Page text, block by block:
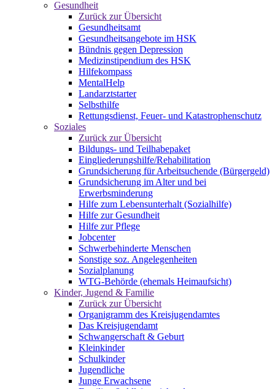
Gesundheit
Zurück zur Übersicht
Gesundheitsamt
Gesundheitsangebote im HSK
Bündnis gegen Depression
Medizinstipendium des HSK
Hilfekompass
MentalHelp
Landarztstarter
Selbsthilfe
Rettungsdienst, Feuer- und Katastrophenschutz
Soziales
Zurück zur Übersicht
Bildungs- und Teilhabepaket
Eingliederungshilfe/Rehabilitation
Grundsicherung für Arbeitsuchende (Bürgergeld)
Grundsicherung im Alter und bei
Erwerbsminderung
Hilfe zum Lebensunterhalt (Sozialhilfe)
Hilfe zur Gesundheit
Hilfe zur Pflege
Jobcenter
Schwerbehinderte Menschen
Sonstige soz. Angelegenheiten
Sozialplanung
WTG-Behörde (ehemals Heimaufsicht)
Kinder, Jugend & Familie
Zurück zur Übersicht
Organigramm des Kreisjugendamtes
Das Kreisjugendamt
Schwangerschaft & Geburt
Kleinkinder
Schulkinder
Jugendliche
Junge Erwachsene